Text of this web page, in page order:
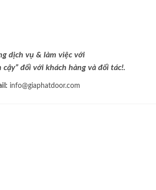
dịch vụ & làm việc với
đối với khách hàng và đối tác!.
: info@giaphatdoor.com